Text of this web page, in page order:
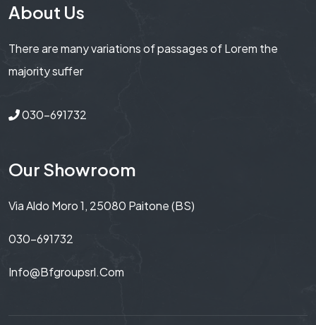
About Us
There are many variations of passages of Lorem the
majority suffer
030-691732
Our Showroom
Via Aldo Moro 1, 25080 Paitone (BS)
030-691732
Info@bfgroupsrl.com